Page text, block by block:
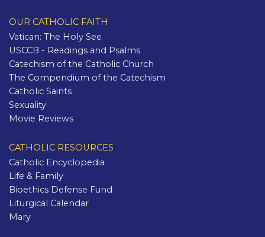
OUR CATHOLIC FAITH
Vatican: The Holy See
USCCB - Readings and Psalms
Catechism of the Catholic Church
The Compendium of the Catechism
Catholic Saints
Sexuality
Movie Reviews
CATHOLIC RESOURCES
Catholic Encyclopedia
Life & Family
Bioethics Defense Fund
Liturgical Calendar
Mary